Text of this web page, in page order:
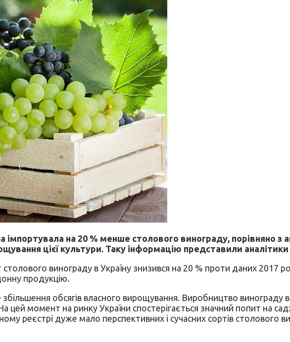
імпортувала на 20 % менше столового винограду, порівняно з
цієї культури. Таку інформацію представили
столового винограду в Україну знизився на 20 % проти даних 2017
продукцію.
обсягів власного вирощування. Виробництво винограду в
цей момент на ринку України спостерігається значний попит на
реєстрі дуже мало перспективних і сучасних сортів столового